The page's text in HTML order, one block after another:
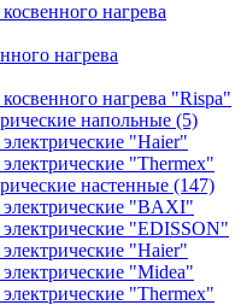
нагрева
нагрева
нагрева "Rispa"
напольные (5)
"Haier"
"Thermex"
настенные (147)
электрические "BAXI"
"EDISSON"
"Haier"
"Midea"
"Thermex"